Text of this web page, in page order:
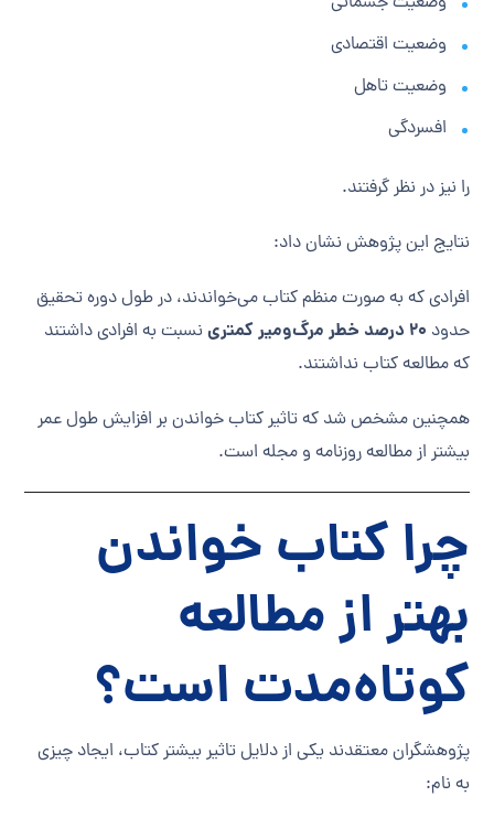
وضعیت اقتصادی
وضعیت تاهل
افسردگی
را نیز در نظر گرفتند.
نتایج این پژوهش نشان داد:
افرادی که به صورت منظم کتاب می‌خواندند، در طول دوره تحقیق
حدود ۲۰ درصد خطر مرگ‌ومیر کمتری
نسبت به افرادی داشتند
که مطالعه کتاب نداشتند.
همچنین مشخص شد که تاثیر کتاب خواندن بر افزایش طول عمر
بیشتر از مطالعه روزنامه و مجله است.
چرا کتاب خواندن
بهتر از مطالعه
کوتاه‌مدت است؟
پژوهشگران معتقدند یکی از دلایل تاثیر بیشتر کتاب، ایجاد چیزی
به نام: